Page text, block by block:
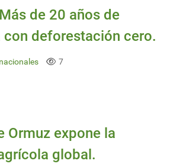
de 20 años de
con deforestación cero.
7
Ormuz expone la
global.